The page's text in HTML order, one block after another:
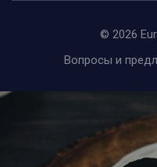
© 2026
Вопросы и